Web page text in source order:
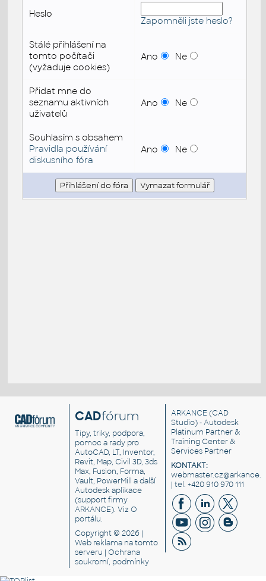
Heslo
Zapomněli jste heslo?
Stálé přihlášení na
tomto počítači
(vyžaduje cookies)
Ano Ne
Přidat mne do
seznamu aktivních
uživatelů
Ano Ne
Souhlasím s obsahem
Pravidla používání
diskusního fóra
Ano Ne
CADfórum
Tipy, triky, podpora,
pomoc a rady pro
AutoCAD, LT, Inventor,
Revit, Map, Civil 3D, 3ds
Max, Fusion, Forma,
Vault, PowerMill a další
Autodesk aplikace
(support firmy
ARKANCE). VizO
portálu.
Copyright © 2026 |
Web reklama na tomto
serveru |Ochrana
soukromí, podmínky
ARKANCE (CAD
Studio) - Autodesk
Platinum Partner &
Training Center &
Services Partner
KONTAKT:
| tel. +420 910 970 111